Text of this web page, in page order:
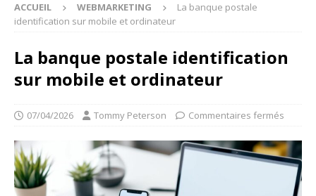
ACCUEIL WEBMARKETING
La banque postale
identification sur mobile et ordinateur
La banque postale identification
sur mobile et ordinateur
07/04/2026 Tommy Peterson Commentaires fermés